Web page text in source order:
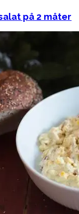
på 2 måter